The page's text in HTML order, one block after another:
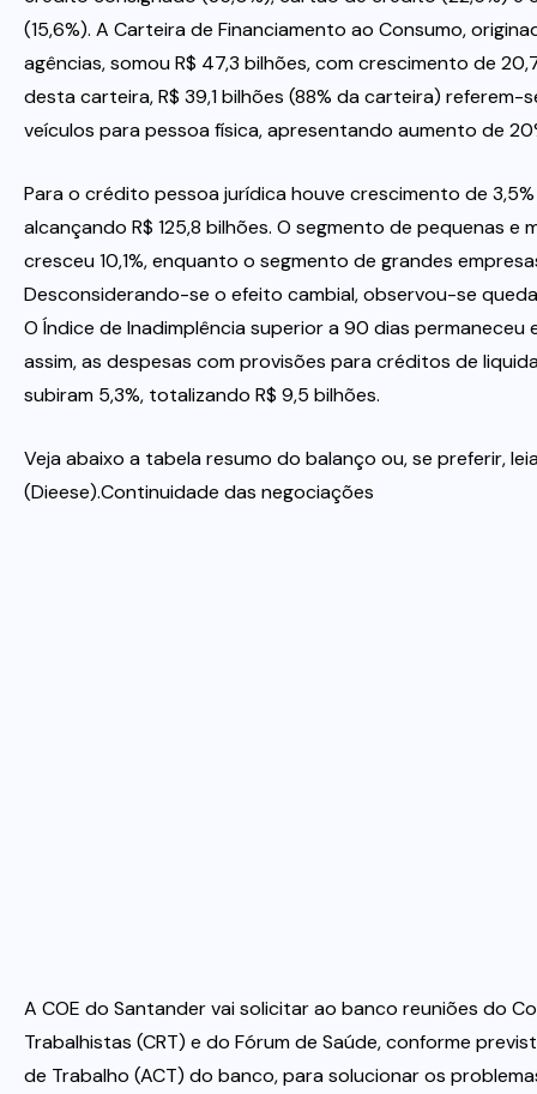
(15,6%). A Carteira de Financiamento ao Consumo,
agências, somou R$ 47,3 bilhões, com crescimento de
desta carteira, R$ 39,1 bilhões (88% da carteira) referem-
veículos para pessoa física, apresentando aumento de
Para o crédito pessoa jurídica houve crescimento de
alcançando R$ 125,8 bilhões. O segmento de pequenas e
cresceu 10,1%, enquanto o segmento de grandes
Desconsiderando-se o efeito cambial, observou-se
O Índice de Inadimplência superior a 90 dias permaneceu
assim, as despesas com provisões para créditos de
subiram 5,3%, totalizando R$ 9,5 bilhões.
Veja abaixo a tabela resumo do balanço ou, se preferir,
(Dieese).Continuidade das negociações
A COE do Santander vai solicitar ao banco reuniões do
Trabalhistas (CRT) e do Fórum de Saúde, conforme
de Trabalho (ACT) do banco, para solucionar os